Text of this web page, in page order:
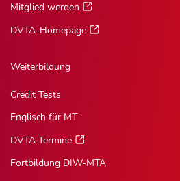
Mitglied werden
DVTA-Homepage
Weiterbildung
Credit Tests
Englisch für MT
DVTA Termine
Fortbildung DIW-MTA